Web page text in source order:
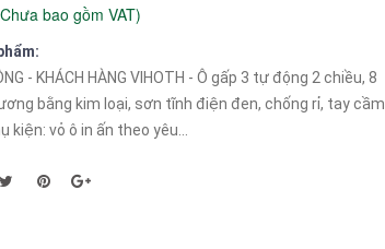
Chưa bao gồm VAT)
- KHÁCH HÀNG VIHOTH - Ô gấp 3 tự động 2 chiều, 8
bằng kim loại, sơn tĩnh điện đen, chống rỉ, tay cầm
kiện: vỏ ô in ấn theo yêu...